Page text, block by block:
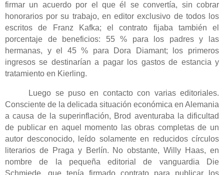
firmar un acuerdo por el que él se convertía, sin cobrar
honorarios por su trabajo, en editor exclusivo de todos los
escritos de Franz Kafka; el contrato fijaba también el
porcentaje de beneficios: 55 % para los padres y las
hermanas, y el 45 % para Dora Diamant; los primeros
ingresos se destinarían a pagar los gastos de estancia y
tratamiento en Kierling.
Luego se puso en contacto con varias editoriales.
Consciente de la delicada situación económica en Alemania
a causa de la superinflación, Brod aventuraba la dificultad
de publicar en aquel momento las obras completas de un
autor desconocido, leído solamente en reducidos círculos
literarios de Praga y Berlín. No obstante, Willy Haas, en
nombre de la pequeña editorial de vanguardia Die
Schmiede, que tenía firmado contrato para publicar los